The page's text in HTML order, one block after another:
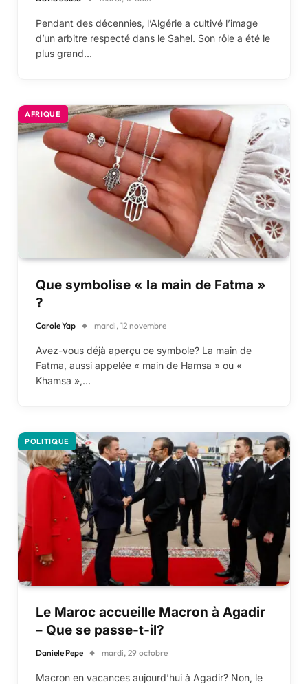
Pendant des décennies, l’Algérie a cultivé l’image
d’un arbitre respecté dans le Sahel. Son rôle a été le
plus grand…
AFRIQUE
Que symbolise « la main de Fatma »
?
Carole Yap mardi, 12 novembre
Avez-vous déjà aperçu ce symbole? La main de
Fatma, aussi appelée « main de Hamsa » ou «
Khamsa »,…
POLITIQUE
Le Maroc accueille Macron à Agadir
– Que se passe-t-il?
Daniele Pepe mardi, 29 octobre
Macron en vacances aujourd’hui à Agadir? Non, le